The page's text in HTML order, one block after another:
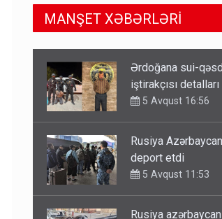
MANŞET XƏBƏRLƏRİ
Rusiya Azərbaycan
deport etdi
5 Avqust 11:53
Rusiya
obyektini məhv
5 Avqust 10:58
Bu tarixdən